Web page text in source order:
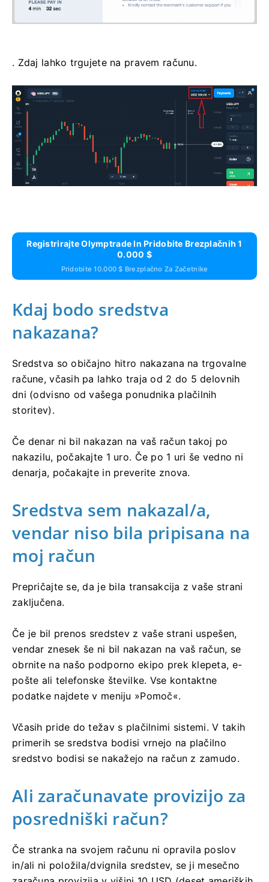
. Zdaj lahko trgujete na pravem računu.
Registrirajte Olymptrade In Pridobite Brezplačnih 1
0.000 $
Pridobite 10.000 $ Brezplačno Za Začetnike
Kdaj bodo sredstva
nakazana?
Sredstva so običajno hitro nakazana na trgovalne
račune, včasih pa lahko traja od 2 do 5 delovnih
dni (odvisno od vašega ponudnika plačilnih
storitev).
Če denar ni bil nakazan na vaš račun takoj po
nakazilu, počakajte 1 uro. Če po 1 uri še vedno ni
denarja, počakajte in preverite znova.
Sredstva sem nakazal/a,
vendar niso bila pripisana na
moj račun
Prepričajte se, da je bila transakcija z vaše strani
zaključena.
Če je bil prenos sredstev z vaše strani uspešen,
vendar znesek še ni bil nakazan na vaš račun, se
obrnite na našo podporno ekipo prek klepeta, e-
pošte ali telefonske številke. Vse kontaktne
podatke najdete v meniju »Pomoč«.
Včasih pride do težav s plačilnimi sistemi. V takih
primerih se sredstva bodisi vrnejo na plačilno
sredstvo bodisi se nakažejo na račun z zamudo.
Ali zaračunavate provizijo za
posredniški račun?
Če stranka na svojem računu ni opravila poslov
in/ali ni položila/dvignila sredstev, se ji mesečno